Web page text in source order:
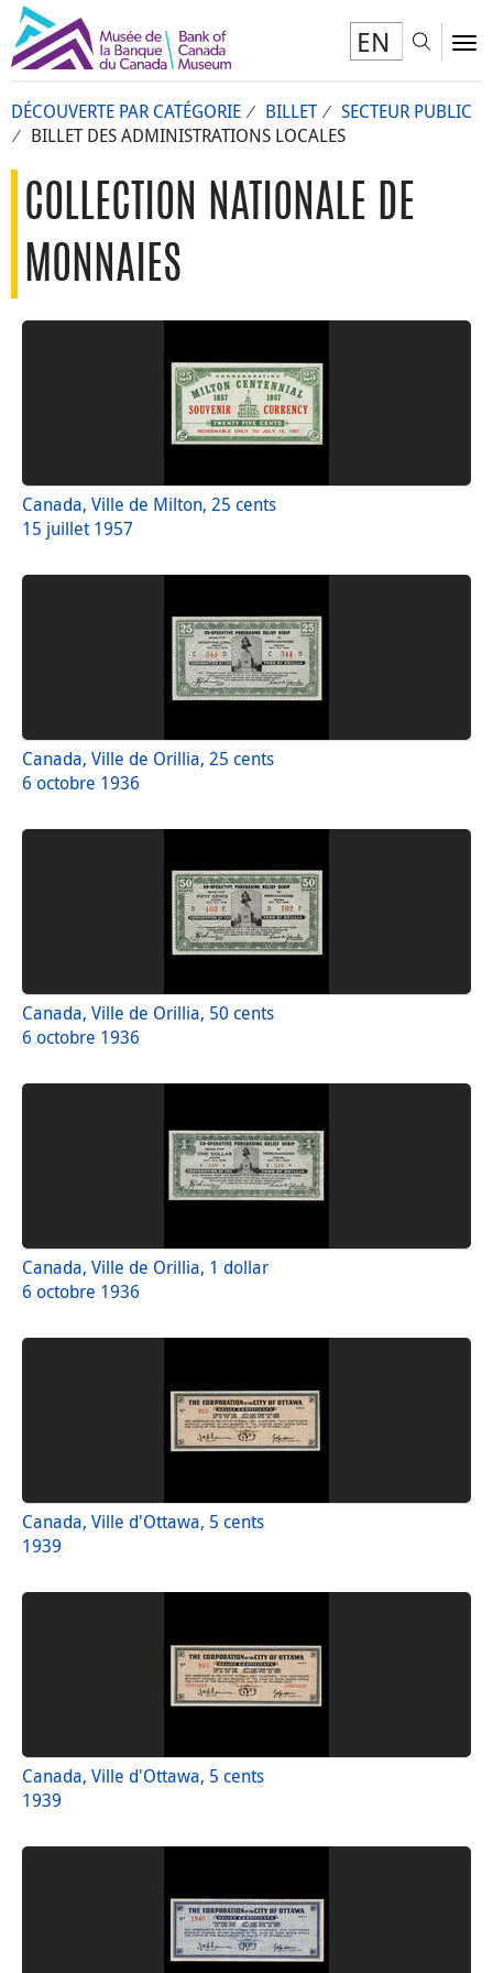
EN
DÉCOUVERTE PAR CATÉGORIE BILLET
SECTEUR PUBLIC
BILLET DES ADMINISTRATIONS LOCALES
COLLECTION NATIONALE DE
MONNAIES
Canada, Ville de Milton, 25 cents
15 juillet 1957
Canada, Ville de Orillia, 25 cents
6 octobre 1936
Canada, Ville de Orillia, 50 cents
6 octobre 1936
Canada, Ville de Orillia, 1 dollar
6 octobre 1936
Canada, Ville d'Ottawa, 5 cents
1939
Canada, Ville d'Ottawa, 5 cents
1939